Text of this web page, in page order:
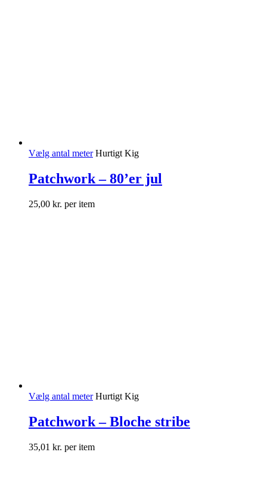
Vælg antal meter Hurtigt Kig
Patchwork – 80’er jul
25,00 kr. per item
Vælg antal meter Hurtigt Kig
Patchwork – Bloche stribe
35,01 kr. per item